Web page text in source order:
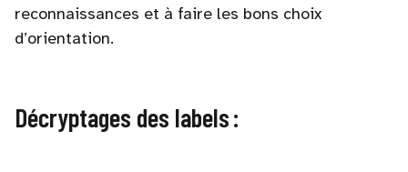
reconnaissances et à faire les bons choix
d’orientation.
Décryptages des labels :